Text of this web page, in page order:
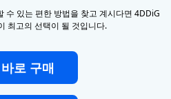
수 있는 편한 방법을 찾고 계시다면 4DDiG
최고의 선택이 될 것입니다.
바로 구매